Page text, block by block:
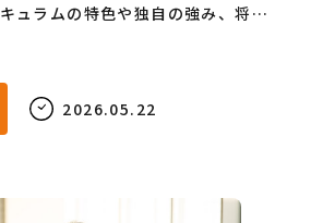
ュラムの特色や独自の強み、将来
チェンジを志す社会人まで必見の
2026.05.22